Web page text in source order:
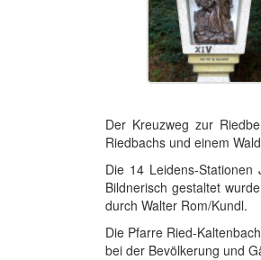
Der Kreuzweg zur
Riedbachs und einem
Die 14 Leidens-
Bildnerisch gestaltet
durch Walter Rom/Kundl.
Die Pfarre Ried-
bei der Bevölkerung und